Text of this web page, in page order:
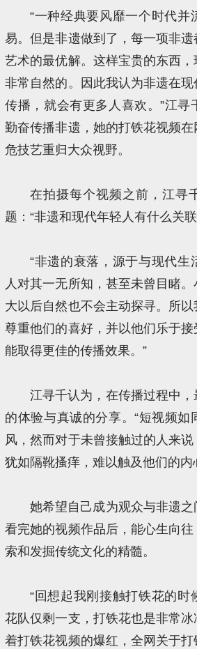
“一种经典要风靡一个时代并
易。但是非遗做到了，每一项非
艺术的最优解。这样宝贵的东西
非常自然的。因此我认为非遗在
传播，就会有更多人喜欢。”江寻
勤奋传播非遗，她的打铁花视频
危技艺重归大众视野。
在拍摄每个视频之前，江寻
题：“非遗和现代年轻人有什么关
“非遗的衰落，源于与现代生
人对其一无所知，甚至未曾目睹
大以后自然也不会主动探寻。所以
尊重他们的喜好，并以他们乐于
能取得更佳的传播效果。”
江寻千认为，在传播过程中
的体验与真诚的分享。“短视频如
风，然而对于未曾接触过的人来
犹如隔靴搔痒，难以触及他们的内
她希望自己成为观众与非遗
看完她的视频作品后，能心生向
索和发掘传统文化的精髓。
“回想起我刚接触打铁花的时
花队仅剩一支，打铁花也是非常
着打铁花视频的爆红，全网关于